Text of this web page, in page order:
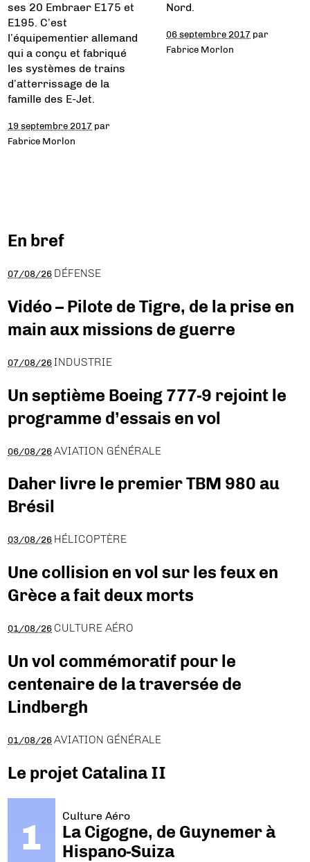
ses 20 Embraer E175 et
E195. C’est
l’équipementier allemand
qui a conçu et fabriqué
les systèmes de trains
d’atterrissage de la
famille des E-Jet.
19 septembre 2017 par
Fabrice Morlon
Nord.
06 septembre 2017 par
Fabrice Morlon
En bref
07/08/26 DÉFENSE
Vidéo – Pilote de Tigre, de la prise en
main aux missions de guerre
07/08/26 INDUSTRIE
Un septième Boeing 777-9 rejoint le
programme d’essais en vol
06/08/26 AVIATION GÉNÉRALE
Daher livre le premier TBM 980 au
Brésil
03/08/26 HÉLICOPTÈRE
Une collision en vol sur les feux en
Grèce a fait deux morts
01/08/26 CULTURE AÉRO
Un vol commémoratif pour le
centenaire de la traversée de
Lindbergh
01/08/26 AVIATION GÉNÉRALE
Le projet Catalina II
Culture Aéro
La Cigogne, de Guynemer à
Hispano-Suiza